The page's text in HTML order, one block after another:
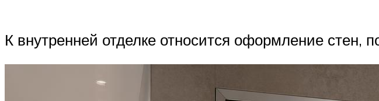
К внутренней отделке относится оформление стен,